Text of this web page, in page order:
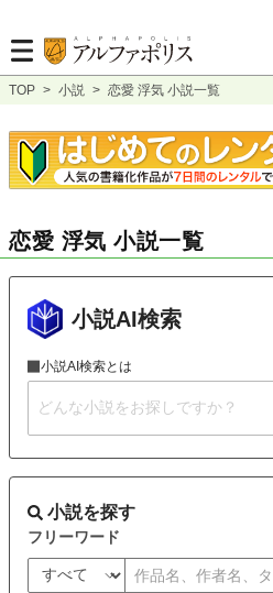
TOP > 小説 > 恋愛 浮気 小説一覧
恋愛 浮気 小説一覧
小説AI検索
小説AI検索とは
小説を探す
フリーワード